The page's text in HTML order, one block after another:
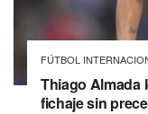
FÚTBOL
Thiago Almada
fichaje sin